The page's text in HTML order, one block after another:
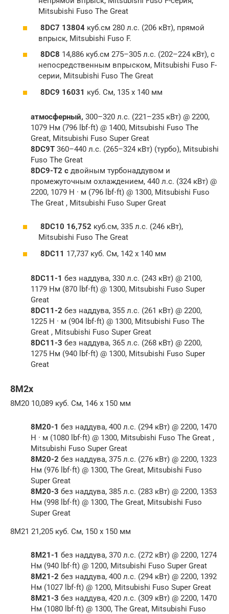
Mitsubishi Fuso The Great
8DC7 13804 куб.см 280 л.с. (206 кВт), прямой
впрыск, Mitsubishi Fuso F.
8DC8 14,886 куб.см 275–305 л.с. (202–224 кВт), с
непосредственным впрыском, Mitsubishi Fuso F-
серии, Mitsubishi Fuso The Great
8DC9 16031 куб. См, 135 x 140 мм
атмосферный, 300–320 л.с. (221–235 кВт) @ 2200,
1079 Нм (796 lbf⋅ft) @ 1400, Mitsubishi Fuso The
Great, Mitsubishi Fuso Super Great
8DC9T 360–440 л.с. (265–324 кВт) (турбо), Mitsubishi
Fuso The Great
8DC9-T2 с двойным турбонаддувом и
промежуточным охлаждением, 440 л.с. (324 кВт) @
2200, 1079 Н · м (796 lbf⋅ft) @ 1300, Mitsubishi Fuso
The Great , Mitsubishi Fuso Super Great
8DC10 16,752 куб.см, 335 л.с. (246 кВт),
Mitsubishi Fuso The Great
8DC11 17,737 куб. См, 142 x 140 мм
8DC11-1 без наддува, 330 л.с. (243 кВт) @ 2100,
1179 Нм (870 lbf⋅ft) @ 1300, Mitsubishi Fuso Super
Great
8DC11-2 без наддува, 355 л.с. (261 кВт) @ 2200,
1225 Н · м (904 lbf⋅ft) @ 1300, Mitsubishi Fuso The
Great , Mitsubishi Fuso Super Great
8DC11-3 без наддува, 365 л.с. (268 кВт) @ 2200,
1275 Нм (940 lbf⋅ft) @ 1300, Mitsubishi Fuso Super
Great
8M2x
8M20 10,089 куб. См, 146 x 150 мм
8M20-1 без наддува, 400 л.с. (294 кВт) @ 2200, 1470
Н · м (1080 lbf⋅ft) @ 1300, Mitsubishi Fuso The Great ,
Mitsubishi Fuso Super Great
8M20-2 без наддува, 375 л.с. (276 кВт) @ 2200, 1323
Нм (976 lbf⋅ft) @ 1300, The Great, Mitsubishi Fuso
Super Great
8M20-3 без наддува, 385 л.с. (283 кВт) @ 2200, 1353
Нм (998 lbf⋅ft) @ 1300, The Great, Mitsubishi Fuso
Super Great
8M21 21,205 куб. См, 150 x 150 мм
8M21-1 без наддува, 370 л.с. (272 кВт) @ 2200, 1274
Нм (940 lbf⋅ft) @ 1200, Mitsubishi Fuso Super Great
8M21-2 без наддува, 400 л.с. (294 кВт) @ 2200, 1392
Нм (1027 lbf⋅ft) @ 1200, Mitsubishi Fuso Super Great
8M21-3 без наддува, 420 л.с. (309 кВт) @ 2200, 1470
Нм (1080 lbf⋅ft) @ 1300, The Great, Mitsubishi Fuso